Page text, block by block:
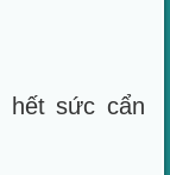
hết sức cẩn